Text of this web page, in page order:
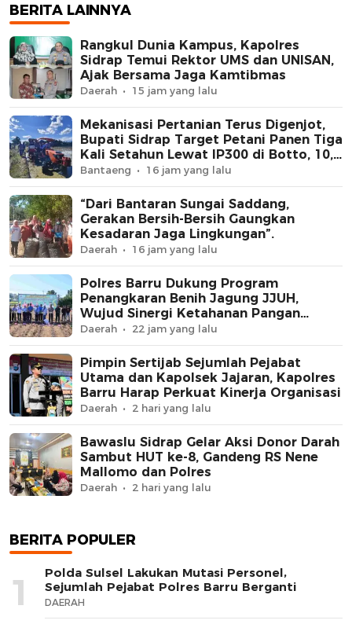
BERITA LAINNYA
Rangkul Dunia Kampus, Kapolres
Sidrap Temui Rektor UMS dan UNISAN,
Ajak Bersama Jaga Kamtibmas
Daerah 15 jam yang lalu
Mekanisasi Pertanian Terus Digenjot,
Bupati Sidrap Target Petani Panen Tiga
Kali Setahun Lewat IP300 di Botto, 10,5
Hektare Sawah Langsung Diolah
dengan Rotavator dan Traktor
Bantaeng 16 jam yang lalu
“Dari Bantaran Sungai Saddang,
Gerakan Bersih-Bersih Gaungkan
Kesadaran Jaga Lingkungan”.
Daerah 16 jam yang lalu
Polres Barru Dukung Program
Penangkaran Benih Jagung JJUH,
Wujud Sinergi Ketahanan Pangan
Nasional
Daerah 22 jam yang lalu
Pimpin Sertijab Sejumlah Pejabat
Utama dan Kapolsek Jajaran, Kapolres
Barru Harap Perkuat Kinerja Organisasi
Daerah 2 hari yang lalu
Bawaslu Sidrap Gelar Aksi Donor Darah
Sambut HUT ke-8, Gandeng RS Nene
Mallomo dan Polres
Daerah 2 hari yang lalu
BERITA POPULER
1
Polda Sulsel Lakukan Mutasi Personel,
Sejumlah Pejabat Polres Barru Berganti
DAERAH